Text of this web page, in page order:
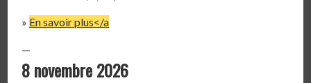
» En savoir plus</a
—
8 novembre 2026